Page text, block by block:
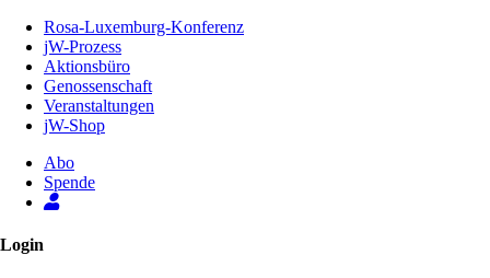
Inhalt
Seite
Rosa-Luxemburg-Konferenz
jW-Prozess
Aktionsbüro
Genossenschaft
Veranstaltungen
jW-Shop
Abo
Spende
Login